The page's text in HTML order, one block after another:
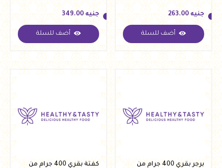
جنيه 263.00
جنيه 263.00
أضف للسلة
جنيه 349.00
جنيه 349.00
أضف للسلة
برجر بقري 400 جرام من كفتة بقري 400 جرام من